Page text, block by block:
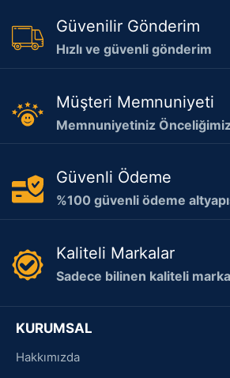
Güvenilir Gönderim
Hızlı ve güvenli gönderim
Müşteri Memnuniyeti
Memnuniyetiniz
Güvenli Ödeme
%100 güvenli ödeme
Kaliteli Markalar
Sadece bilinen kaliteli
KURUMSAL
Hakkımızda